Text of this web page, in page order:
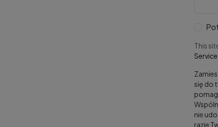
This
Service
się do
nie
razie